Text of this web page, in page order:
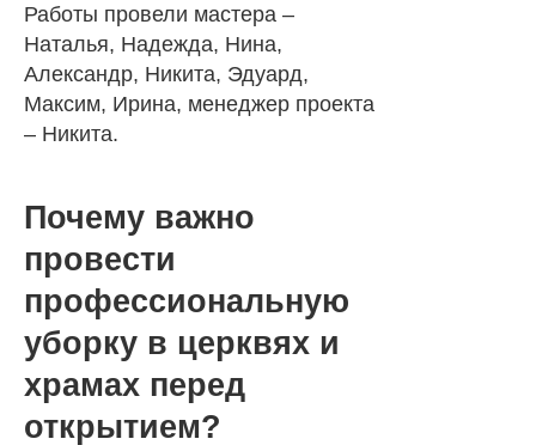
Работы провели мастера –
Наталья, Надежда, Нина,
Александр, Никита, Эдуард,
Максим, Ирина, менеджер проекта
– Никита.
Почему важно
провести
профессиональную
уборку в церквях и
храмах перед
открытием?